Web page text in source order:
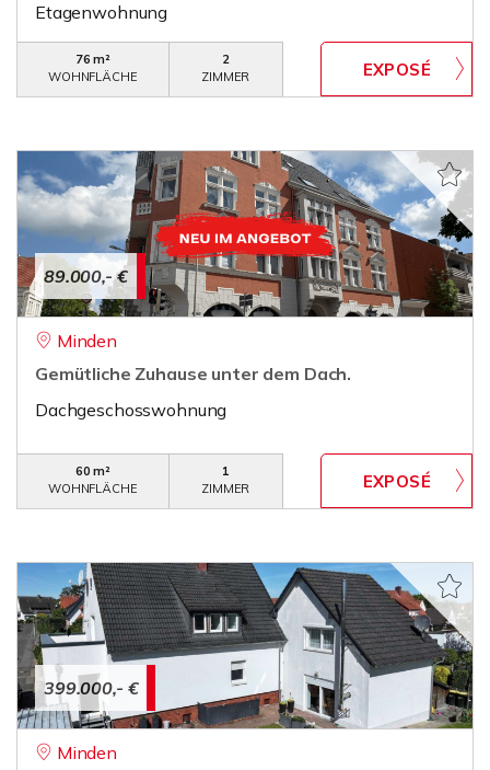
Etagenwohnung
76 m²
WOHNFLÄCHE
2
ZIMMER
89.000,- €
Minden
Gemütliche Zuhause unter dem Dach.
Dachgeschosswohnung
60 m²
WOHNFLÄCHE
1
ZIMMER
399.000,- €
Minden